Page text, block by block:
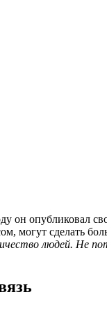
он опубликовал
могут сделать
людей. Не